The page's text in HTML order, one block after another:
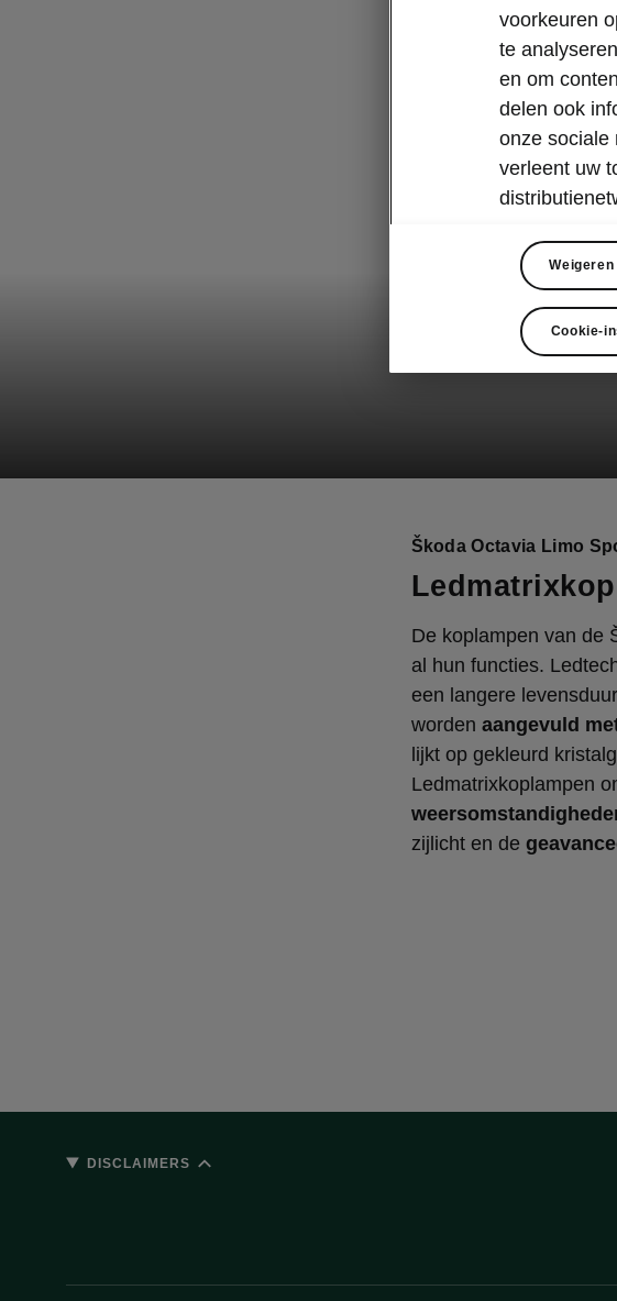
Škoda Octavia Limo
De koplampen van de
al hun functies.
een langere
worden aangevuld
lijkt op gekleurd
Ledmatrixkoplampen
zijlicht en de
DISCLAIMERS
voorkeuren
te
en om
delen ook
onze sociale
verleent uw
Cookie-